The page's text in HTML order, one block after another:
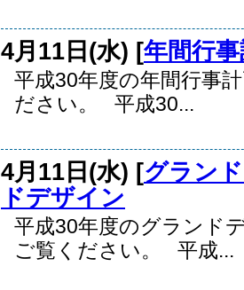
4月11日(水) [年間行
平成30年度の年間行事
ださい。 平成30...
4月11日(水) [グラン
ドデザイン
平成30年度のグランド
ご覧ください。 平成...